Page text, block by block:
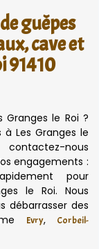
guêpes
cave et
91410
Granges le Roi ?
Les Granges le
nous
engagements :
pour
le Roi. Nous
débarrasser des
Evry,
Corbeil-